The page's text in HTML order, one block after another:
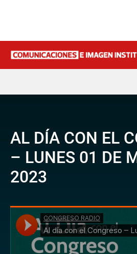
AL DÍA CON EL
– LUNES 01 DE
2023